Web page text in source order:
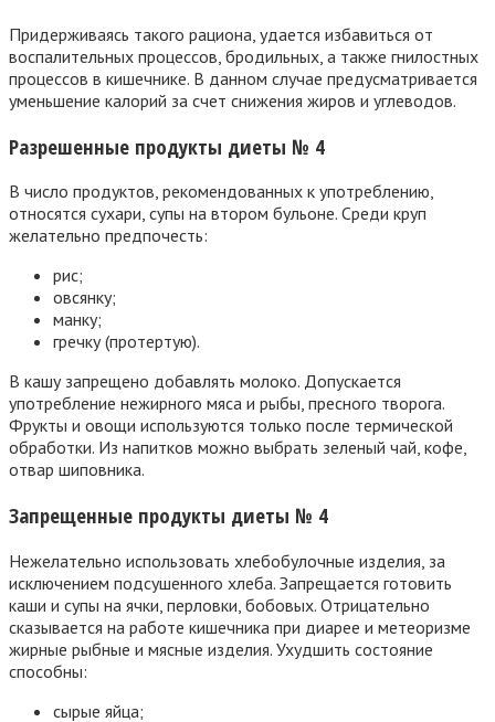
Придерживаясь такого рациона, удается избавиться от
воспалительных процессов, бродильных, а также гнилостных
процессов в кишечнике. В данном случае предусматривается
уменьшение калорий за счет снижения жиров и углеводов.
Разрешенные продукты диеты № 4
В число продуктов, рекомендованных к употреблению,
относятся сухари, супы на втором бульоне. Среди круп
желательно предпочесть:
рис;
овсянку;
манку;
гречку (протертую).
В кашу запрещено добавлять молоко. Допускается
употребление нежирного мяса и рыбы, пресного творога.
Фрукты и овощи используются только после термической
обработки. Из напитков можно выбрать зеленый чай, кофе,
отвар шиповника.
Запрещенные продукты диеты № 4
Нежелательно использовать хлебобулочные изделия, за
исключением подсушенного хлеба. Запрещается готовить
каши и супы на ячки, перловки, бобовых. Отрицательно
сказывается на работе кишечника при диарее и метеоризме
жирные рыбные и мясные изделия. Ухудшить состояние
способны:
сырые яйца;